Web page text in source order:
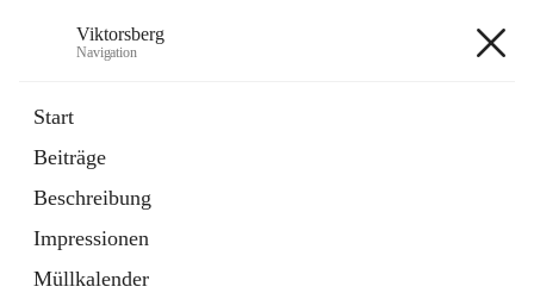
Viktorsberg
Navigation
Start
Beiträge
Beschreibung
Impressionen
Müllkalender
1 Schnellzugriff
Bürgerservice
10 Schnellzugriffe